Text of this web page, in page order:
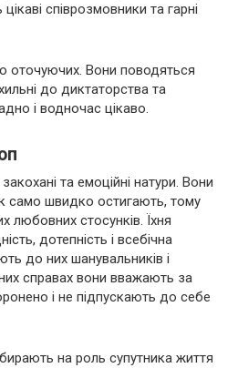
співрозмовники та гарні
оточуючих. Вони поводяться
до диктаторства та
і водночас цікаво.
та емоційні натури. Вони
само швидко остигають, тому
любовних стосунків. Їхня
дотепність і всебічна
до них шанувальників і
справах вони вважають за
і не підпускають до себе
на роль супутника життя